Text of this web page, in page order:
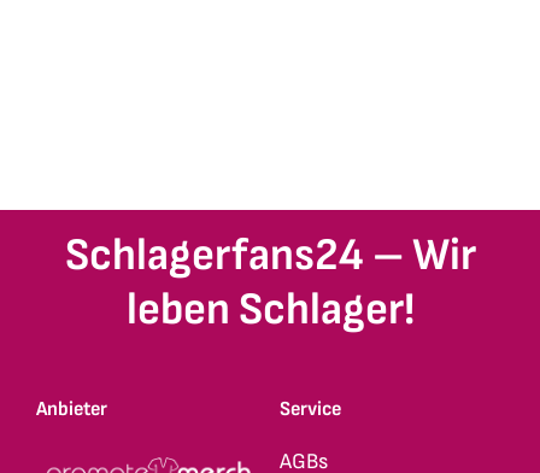
Schlagerfans24 – Wir
leben Schlager!
Anbieter Service
AGBs